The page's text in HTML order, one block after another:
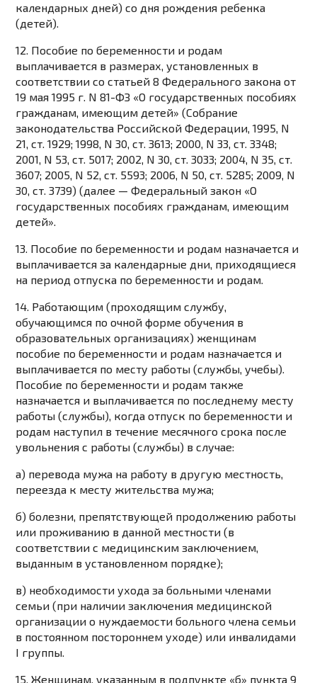
календарных дней) со дня рождения ребенка
(детей).
12. Пособие по беременности и родам
выплачивается в размерах, установленных в
соответствии со статьей 8 Федерального закона от
19 мая 1995 г. N 81-ФЗ «О государственных пособиях
гражданам, имеющим детей» (Собрание
законодательства Российской Федерации, 1995, N
21, ст. 1929; 1998, N 30, ст. 3613; 2000, N 33, ст. 3348;
2001, N 53, ст. 5017; 2002, N 30, ст. 3033; 2004, N 35, ст.
3607; 2005, N 52, ст. 5593; 2006, N 50, ст. 5285; 2009, N
30, ст. 3739) (далее — Федеральный закон «О
государственных пособиях гражданам, имеющим
детей».
13. Пособие по беременности и родам назначается и
выплачивается за календарные дни, приходящиеся
на период отпуска по беременности и родам.
14. Работающим (проходящим службу,
обучающимся по очной форме обучения в
образовательных организациях) женщинам
пособие по беременности и родам назначается и
выплачивается по месту работы (службы, учебы).
Пособие по беременности и родам также
назначается и выплачивается по последнему месту
работы (службы), когда отпуск по беременности и
родам наступил в течение месячного срока после
увольнения с работы (службы) в случае:
а) перевода мужа на работу в другую местность,
переезда к месту жительства мужа;
б) болезни, препятствующей продолжению работы
или проживанию в данной местности (в
соответствии с медицинским заключением,
выданным в установленном порядке);
в) необходимости ухода за больными членами
семьи (при наличии заключения медицинской
организации о нуждаемости больного члена семьи
в постоянном постороннем уходе) или инвалидами
I группы.
15. Женщинам, указанным в подпункте «б» пункта 9